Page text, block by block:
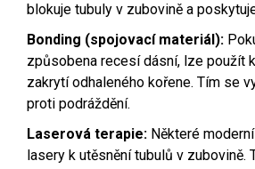
blokuje tubuly v zubovině a
Bonding (spojovací materiál):
způsobena recesí dásní, lze použít
zakrytí odhaleného kořene. Tím se
proti podráždění.
Laserová terapie: Některé
lasery k utěsnění tubulů v zubovině.